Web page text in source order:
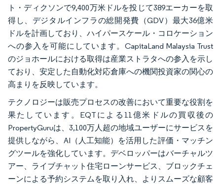
ト・ディクソンで9,400万米ドルを投じて389エーカーを取
得し、デジタルインフラの総開発費（GDV）最大36億米
ドルを計画しており、ハイパースケール・コロケーション
への参入を可能にしています。CapitaLand Malaysia Trust
のジョホールにおける取得は産業ストラタへの参入を示し
ており、安定した自動化対応倉庫への機関投資家の関心の
高まりを反映しています。
テクノロジーは販売プロセスの改善において重要な役割を
果たしています。EQTによる11億米ドルの買収後の
PropertyGuruは、3,100万人超の地域ユーザーにサービスを
提供しながら、AI（人工知能）を活用した評価・マッチン
グツールを強化しています。デベロッパーはバーチャルツ
アー、ライブチャット住宅ローンサービス、ブロックチェ
ーンによる予約システムを取り入れ、よりスムーズな顧客